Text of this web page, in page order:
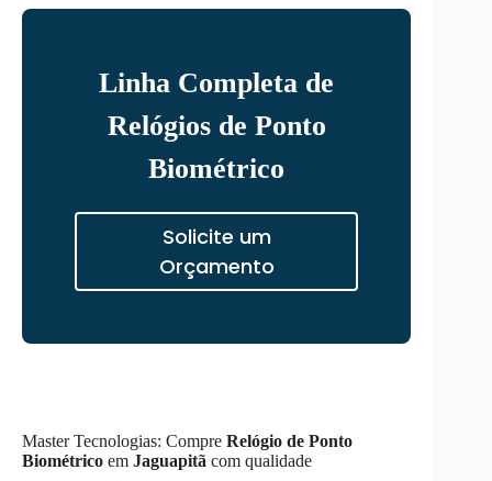
Linha Completa de
Relógios de Ponto
Biométrico
Solicite um
Orçamento
Master Tecnologias: Compre Relógio de Ponto
Biométrico em Jaguapitã com qualidade